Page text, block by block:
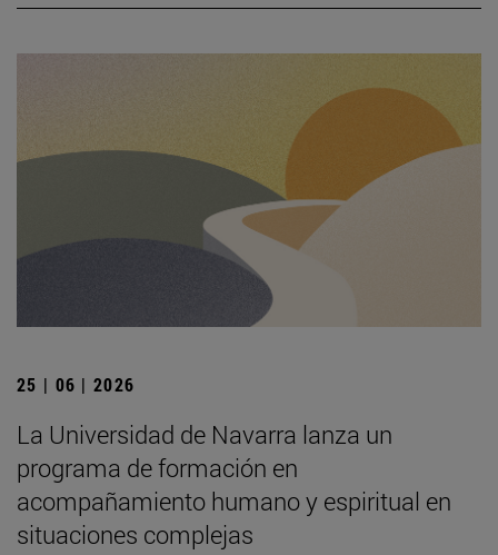
25 | 06 | 2026
La Universidad de Navarra lanza un
programa de formación en
acompañamiento humano y espiritual en
situaciones complejas